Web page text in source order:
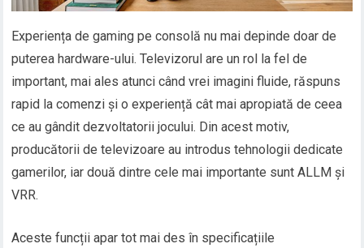
Experiența de gaming pe consolă nu mai depinde doar de
puterea hardware-ului. Televizorul are un rol la fel de
important, mai ales atunci când vrei imagini fluide, răspuns
rapid la comenzi și o experiență cât mai apropiată de ceea
ce au gândit dezvoltatorii jocului. Din acest motiv,
producătorii de televizoare au introdus tehnologii dedicate
gamerilor, iar două dintre cele mai importante sunt ALLM și
VRR.
Aceste funcții apar tot mai des în specificațiile